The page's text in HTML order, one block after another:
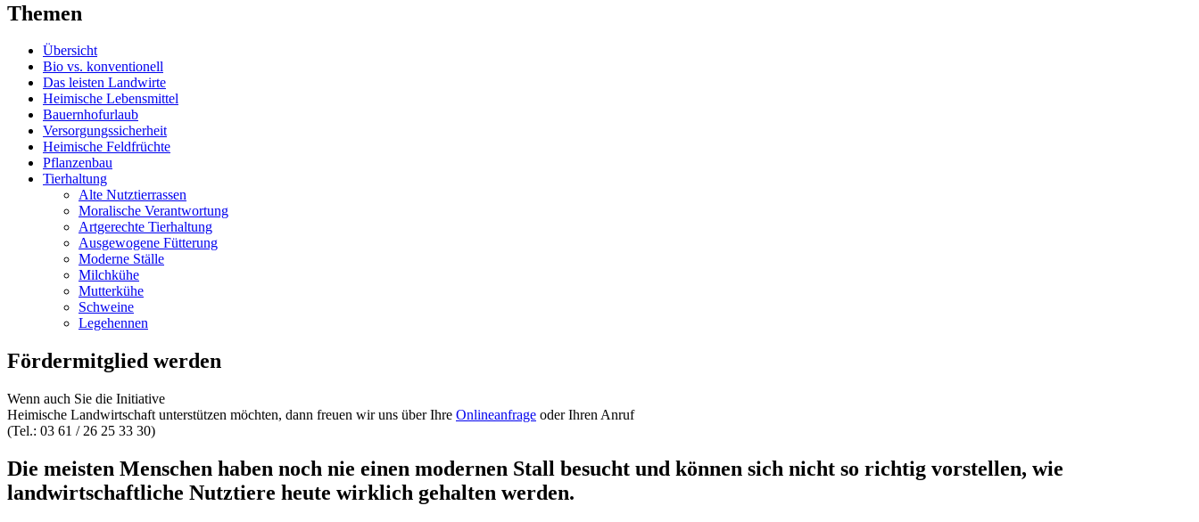
Themen
Übersicht
Bio vs. konventionell
Das leisten Landwirte
Heimische Lebensmittel
Bauernhofurlaub
Versorgungssicherheit
Heimische Feldfrüchte
Pflanzenbau
Tierhaltung
Alte Nutztierrassen
Moralische Verantwortung
Artgerechte Tierhaltung
Ausgewogene Fütterung
Moderne Ställe
Milchkühe
Mutterkühe
Schweine
Legehennen
Fördermitglied werden
Wenn auch Sie die Initiative
Heimische Landwirtschaft unterstützen möchten, dann freuen wir uns über Ihre Onlineanfrage oder Ihren Anruf
(Tel.: 03 61 / 26 25 33 30)
Die meisten Menschen haben noch nie einen modernen Stall besucht und können sich nicht so richtig vorstellen, wie
landwirtschaftliche Nutztiere heute wirklich gehalten werden.